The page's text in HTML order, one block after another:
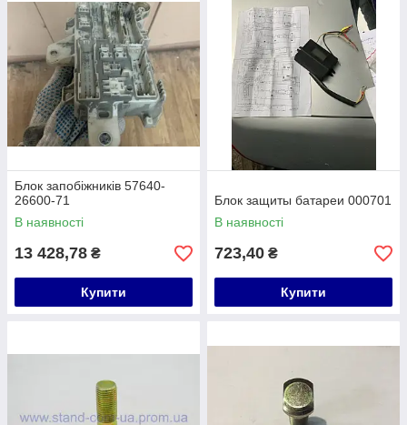
Блок запобіжників 57640-
26600-71
В наявності
13 428,78 ₴
Купити
Блок защиты батареи 000701
В наявності
723,40 ₴
Купити